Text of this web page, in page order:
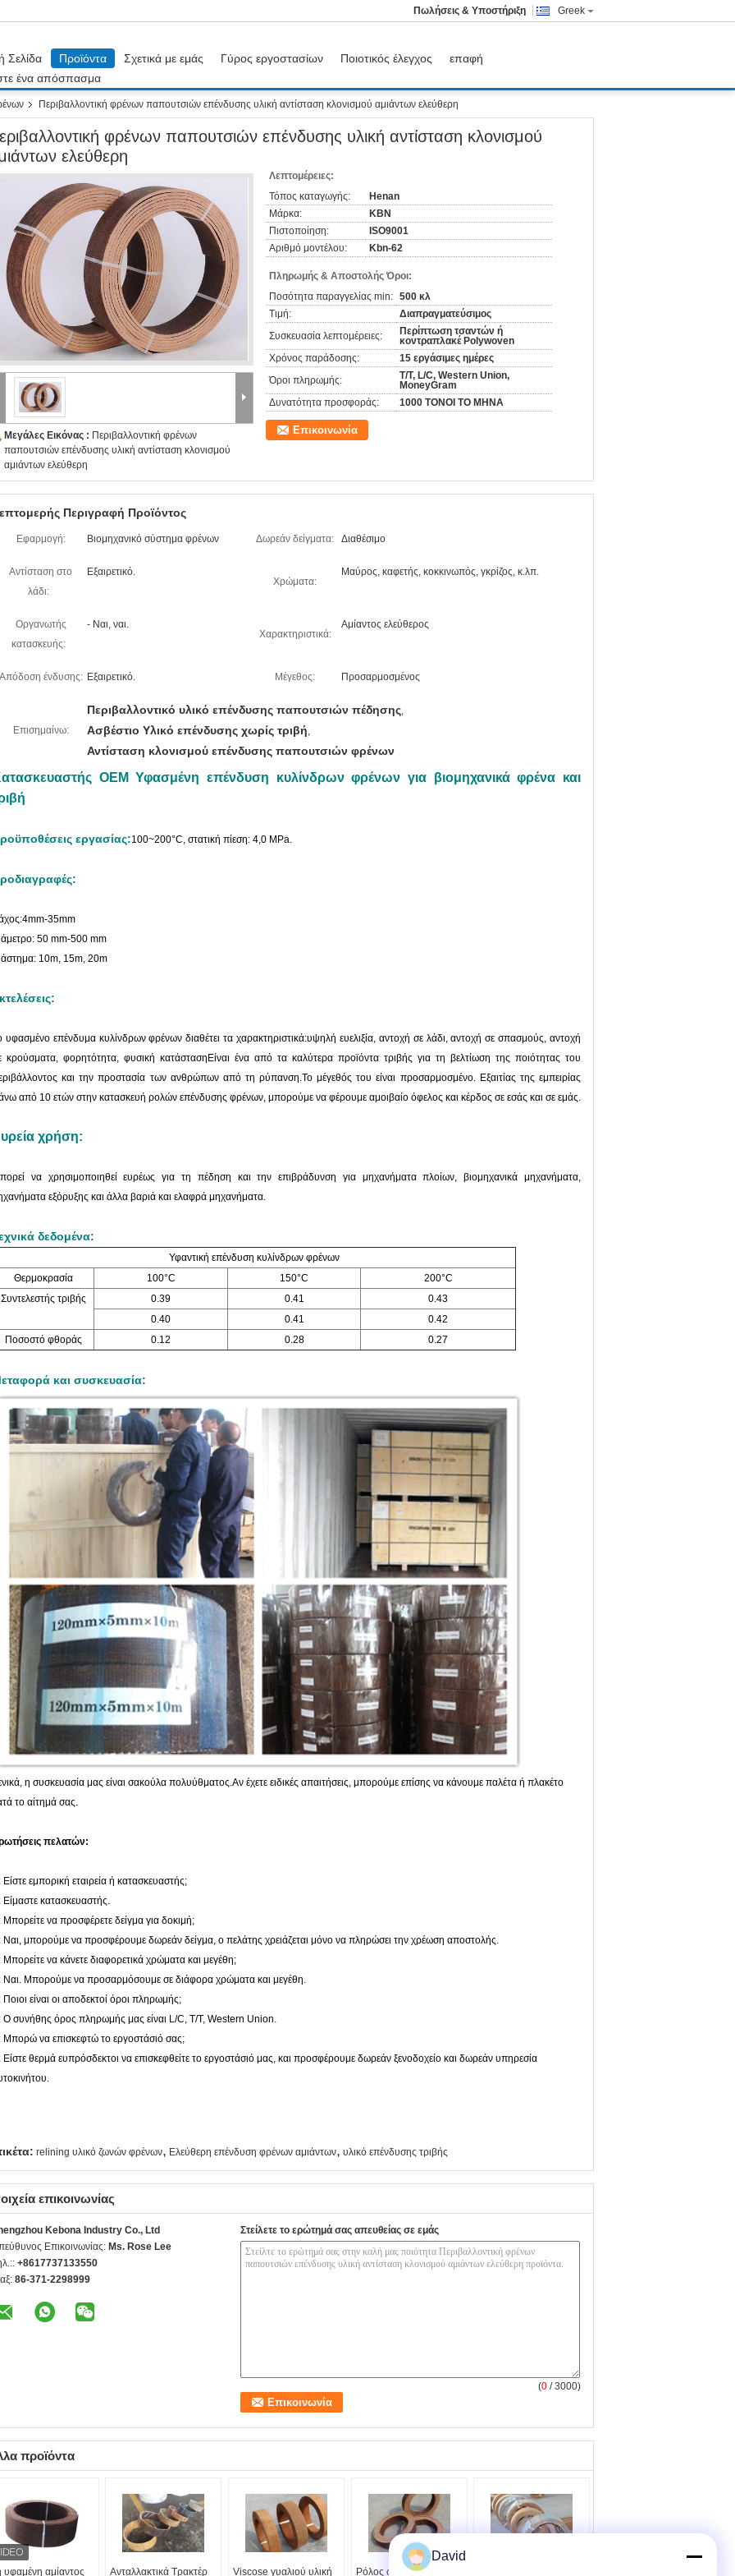
Greek
Πωλήσεις & Υποστήριξη
Σελίδα Προϊόντα Σχετικά με εμάς Γύρος εργοστασίων Ποιοτικός έλεγχος
επαφή
ένα απόσπασμα
Περιβαλλοντική φρένων παπουτσιών επένδυσης υλική αντίσταση κλονισμού αμιάντων ελεύθερη
φρένων παπουτσιών επένδυσης υλική αντίσταση κλονισμού
ελεύθερη
Μεγάλες Εικόνας : Περιβαλλοντική φρένων
παπουτσιών επένδυσης υλική αντίσταση κλονισμού
αμιάντων ελεύθερη
Λεπτομέρειες:
Τόπος καταγωγής:
Henan
Μάρκα:
KBN
Πιστοποίηση:
ISO9001
Αριθμό μοντέλου:
Kbn-62
Πληρωμής & Αποστολής Όροι:
Ποσότητα παραγγελίας min: 500 κλ
Τιμή:
Διαπραγματεύσιμος
Συσκευασία λεπτομέρειες:
Περίπτωση τσαντών ή
κοντραπλακέ Polywoven
Χρόνος παράδοσης:
15 εργάσιμες ημέρες
Όροι πληρωμής:
T/T, L/C, Western Union,
MoneyGram
Δυνατότητα προσφοράς:
1000 ΤΟΝΟΙ ΤΟ ΜΗΝΑ
Επικοινωνία
Περιγραφή Προϊόντος
Εφαρμογή: Βιομηχανικό σύστημα φρένων Δωρεάν δείγματα: Διαθέσιμο
Αντίσταση στο
λάδι:
Εξαιρετικό.
Χρώματα:
Μαύρος, καφετής, κοκκινωπός, γκρίζος, κ.λπ.
Οργανωτής
κατασκευής:
- Ναι, ναι.
Χαρακτηριστικά:
Αμίαντος ελεύθερος
ένδυσης: Εξαιρετικό. Μέγεθος: Προσαρμοσμένος
Επισημαίνω:
Περιβαλλοντικό υλικό επένδυσης παπουτσιών πέδησης,
Ασβέστιο Υλικό επένδυσης χωρίς τριβή,
Αντίσταση κλονισμού επένδυσης παπουτσιών φρένων
OEM Υφασμένη επένδυση κυλίνδρων φρένων για βιομηχανικά φρένα και
εργασίας:100~200°C, στατική πίεση: 4,0 MPa.
35mm
50 mm-500 mm
10m, 15m, 20m
υφασμένο επένδυμα κυλίνδρων φρένων διαθέτει τα χαρακτηριστικά:υψηλή ευελιξία, αντοχή σε λάδι, αντοχή σε σπασμούς, αντοχή
κρούσματα, φορητότητα, φυσική κατάσταση Είναι ένα από τα καλύτερα προϊόντα τριβής για τη βελτίωση της ποιότητας του
και την προστασία των ανθρώπων από τη ρύπανση.Το μέγεθός του είναι προσαρμοσμένο. Εξαιτίας της εμπειρίας
από 10 ετών στην κατασκευή ρολών επένδυσης φρένων, μπορούμε να φέρουμε αμοιβαίο όφελος και κέρδος σε εσάς και σε εμάς.
χρήση:
να χρησιμοποιηθεί ευρέως για τη πέδηση και την επιβράδυνση για μηχανήματα πλοίων, βιομηχανικά μηχανήματα,
εξόρυξης και άλλα βαριά και ελαφρά μηχανήματα.
δεδομένα:
Υφαντική επένδυση κυλίνδρων φρένων
Θερμοκρασία
100°C 150°C
200°C
Συντελεστής τριβής
0.39 0.41
0.43
0.40
0.41
0.42
Ποσοστό φθοράς
0.12 0.28 0.27
και συσκευασία:
η συσκευασία μας είναι σακούλα πολυύθματος.Αν έχετε ειδικές απαιτήσεις, μπορούμε επίσης να κάνουμε παλέτα ή πλακέτο
το αίτημά σας.
πελατών:
εμπορική εταιρεία ή κατασκευαστής;
Είμαστε κατασκευαστής.
Μπορείτε να προσφέρετε δείγμα για δοκιμή;
Ναι, μπορούμε να προσφέρουμε δωρεάν δείγμα, ο πελάτης χρειάζεται μόνο να πληρώσει την χρέωση αποστολής.
Μπορείτε να κάνετε διαφορετικά χρώματα και μεγέθη;
Ναι. Μπορούμε να προσαρμόσουμε σε διάφορα χρώματα και μεγέθη.
Ποιοι είναι οι αποδεκτοί όροι πληρωμής;
Ο συνήθης όρος πληρωμής μας είναι L/C, T/T, Western Union.
Μπορώ να επισκεφτώ το εργοστάσιό σας;
Είστε θερμά ευπρόσδεκτοι να επισκεφθείτε το εργοστάσιό μας, και προσφέρουμε δωρεάν ξενοδοχείο και δωρεάν υπηρεσία
relining υλικό ζωνών φρένων, Ελεύθερη επένδυση φρένων αμιάντων, υλικό επένδυσης τριβής
επικοινωνίας
Kebona Industry Co., Ltd
Επικοινωνίας: Ms. Rose Lee
+8617737133550
86-371-2298999
Στείλετε το ερώτημά σας απευθείας σε εμάς
(0 / 3000)
προϊόντα
αμίαντος
Ανταλλακτικά Τρακτέρ
Viscose γυαλιού υλική
Ρόλος φρένων ρητίνης
David